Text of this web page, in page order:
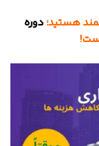
هستید؛دوره